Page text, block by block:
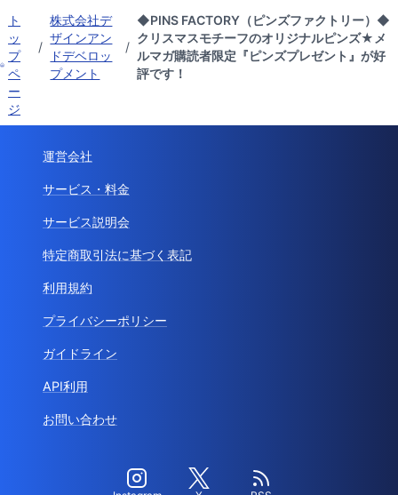
ト
ッ
プ
ペ
ー
ジ
/
株式会社デ
ザインアン
ドデベロッ
プメント
/
◆PINS FACTORY（ピンズファクトリー）◆
クリスマスモチーフのオリジナルピンズ★メ
ルマガ購読者限定『ピンズプレゼント』が好
評です！
運営会社
サービス・料金
サービス説明会
特定商取引法に基づく表記
利用規約
プライバシーポリシー
ガイドライン
API利用
お問い合わせ